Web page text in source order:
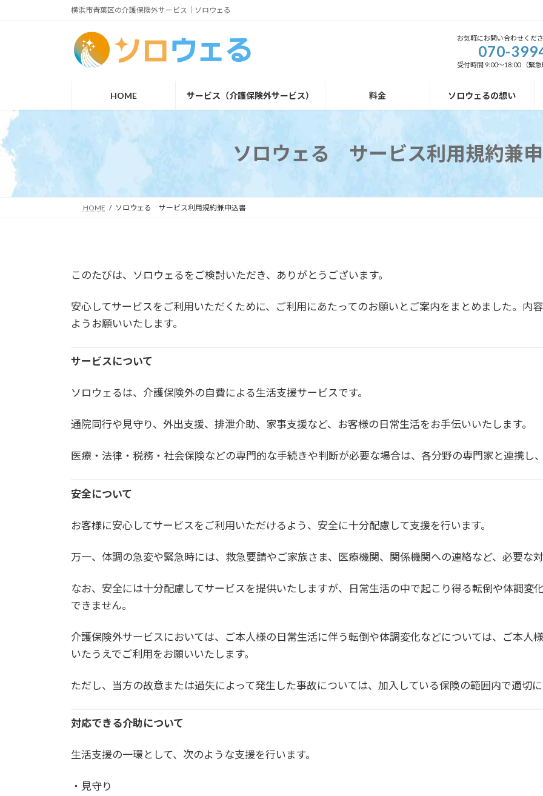
キ
ッ
に
移
横浜市青葉区の介護保険外サービス｜ソロウェる
お気軽にお問い合わせくだ
070-
受付時間 9:00～18:00 （緊
HOME サービス（介護保険外サービス） 料金 ソロウェるの想い
ソロウェる サービス利用規約兼
HOME ソロウェる サービス利用規約兼申込書
このたびは、ソロウェるをご検討いただき、ありがとうございます。
安心してサービスをご利用いただくために、ご利用にあたってのお願いとご案内をまとめました。内
ようお願いいたします。
サービスについて
ソロウェるは、介護保険外の自費による生活支援サービスです。
通院同行や見守り、外出支援、排泄介助、家事支援など、お客様の日常生活をお手伝いいたします。
医療・法律・税務・社会保険などの専門的な手続きや判断が必要な場合は、各分野の専門家と連携し
安全について
お客様に安心してサービスをご利用いただけるよう、安全に十分配慮して支援を行います。
万一、体調の急変や緊急時には、救急要請やご家族さま、医療機関、関係機関への連絡など、必要な
なお、安全には十分配慮してサービスを提供いたしますが、日常生活の中で起こり得る転倒や体調変
できません。
介護保険外サービスにおいては、ご本人様の日常生活に伴う転倒や体調変化などについては、ご本人
いたうえでご利用をお願いいたします。
ただし、当方の故意または過失によって発生した事故については、加入している保険の範囲内で適切
対応できる介助について
生活支援の一環として、次のような支援を行います。
・見守り